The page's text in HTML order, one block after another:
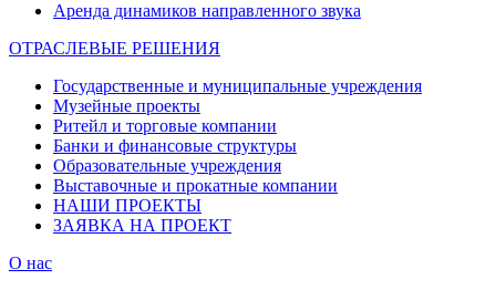
Аренда динамиков направленного звука
ОТРАСЛЕВЫЕ РЕШЕНИЯ
Государственные и муниципальные учреждения
Музейные проекты
Ритейл и торговые компании
Банки и финансовые структуры
Образовательные учреждения
Выставочные и прокатные компании
НАШИ ПРОЕКТЫ
ЗАЯВКА НА ПРОЕКТ
О нас